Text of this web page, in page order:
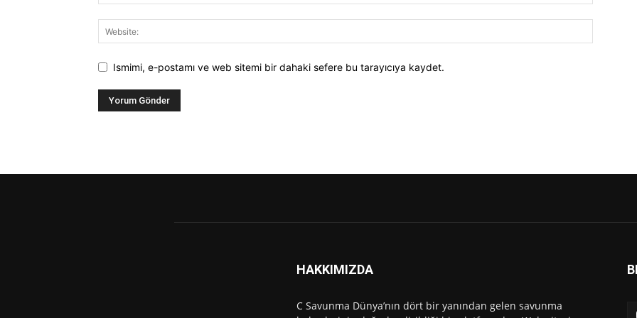
Ismimi, e-postamı ve web sitemi bir dahaki sefere bu tarayıcıya kaydet.
HAKKIMIZDA
C Savunma Dünya’nın dört bir yanından gelen savunma